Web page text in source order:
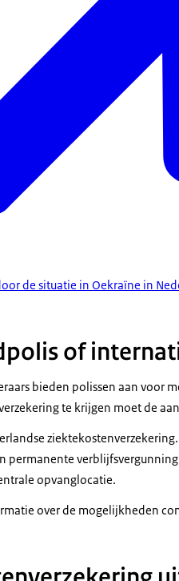
de situatie in Oekraïne in
of
bieden polissen aan voor
te krijgen moet de
ziektekostenverzekering.
permanente
opvanglocatie.
over de mogelijkheden